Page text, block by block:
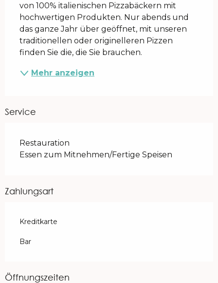
von 100% italienischen Pizzabäckern mit
hochwertigen Produkten. Nur abends und
das ganze Jahr über geöffnet, mit unseren
traditionellen oder originelleren Pizzen
finden Sie die, die Sie brauchen.
Mehr anzeigen
Service
Restauration
Essen zum Mitnehmen/Fertige Speisen
Zahlungsart
Kreditkarte
Bar
Öffnungszeiten